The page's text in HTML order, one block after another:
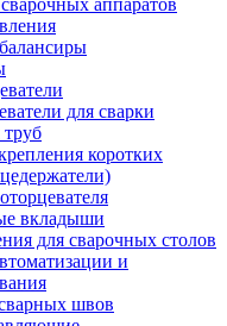
аппаратов
для сварки
коротких
вкладыши
для сварочных столов
и
швов